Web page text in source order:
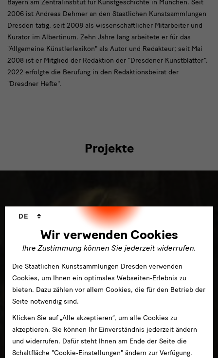
Bayern am Zentralinstitut für Kunstgeschichte in München. Seit
2006 ist Andreas Dehmer an den Staatlichen Kunstsammlungen
Dresden tätig, seit 2008 als wissenschaftlicher Mitarbeiter und
Kurator im Albertinum. Zehn Jahre lang arbeitete er für das
"Allgemeine Künstlerlexikon" als Autor und Redakteur; seit Mai
2008 ist er Mitglied der Redaktion der "Dresdener Kunstblätter".
2022 erfolgte die Berufung in den Redaktionsbeirat der
"Dresdner Hefte".
Projekte
Wir verwenden Cookies
Ihre Zustimmung können Sie jederzeit widerrufen.
Sprachwechsler
DE
Die Staatlichen Kunstsammlungen Dresden verwenden
Cookies, um Ihnen ein optimales Webseiten-Erlebnis zu
bieten. Dazu zählen vor allem Cookies, die für den Betrieb der
Seite notwendig sind.
Klicken Sie auf „Alle akzeptieren“, um alle Cookies zu
akzeptieren. Sie können Ihr Einverständnis jederzeit ändern
und widerrufen. Dafür steht Ihnen am Ende der Seite die
Schaltfläche "Cookie-Einstellungen" ändern zur Verfügung.